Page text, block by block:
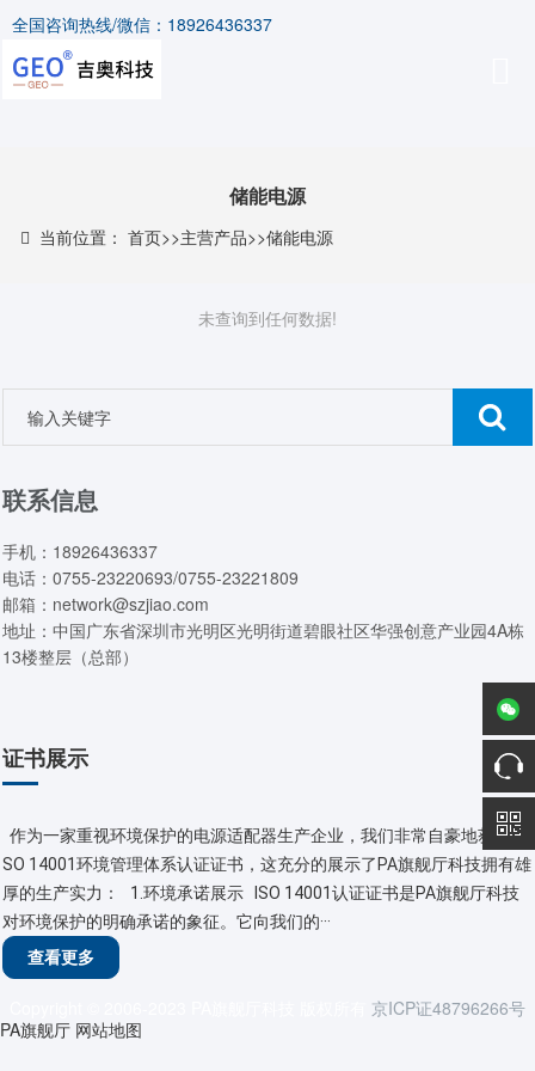
全国咨询热线/微信：18926436337
储能电源
当前位置：首页>>主营产品>>储能电源
未查询到任何数据!
联系信息
手机：18926436337
电话：0755-23220693/0755-23221809
邮箱：network@szjiao.com
地址：中国广东省深圳市光明区光明街道碧眼社区华强创意产业园4A栋
13楼整层（总部）
证书展示
作为一家重视环境保护的电源适配器生产企业，我们非常自豪地获得了I
SO 14001环境管理体系认证证书，这充分的展示了PA旗舰厅科技拥有雄
厚的生产实力： 1.环境承诺展示 ISO 14001认证证书是PA旗舰厅科技
对环境保护的明确承诺的象征。它向我们的···
查看更多
京ICP证48796266号
PA旗舰厅 网站地图